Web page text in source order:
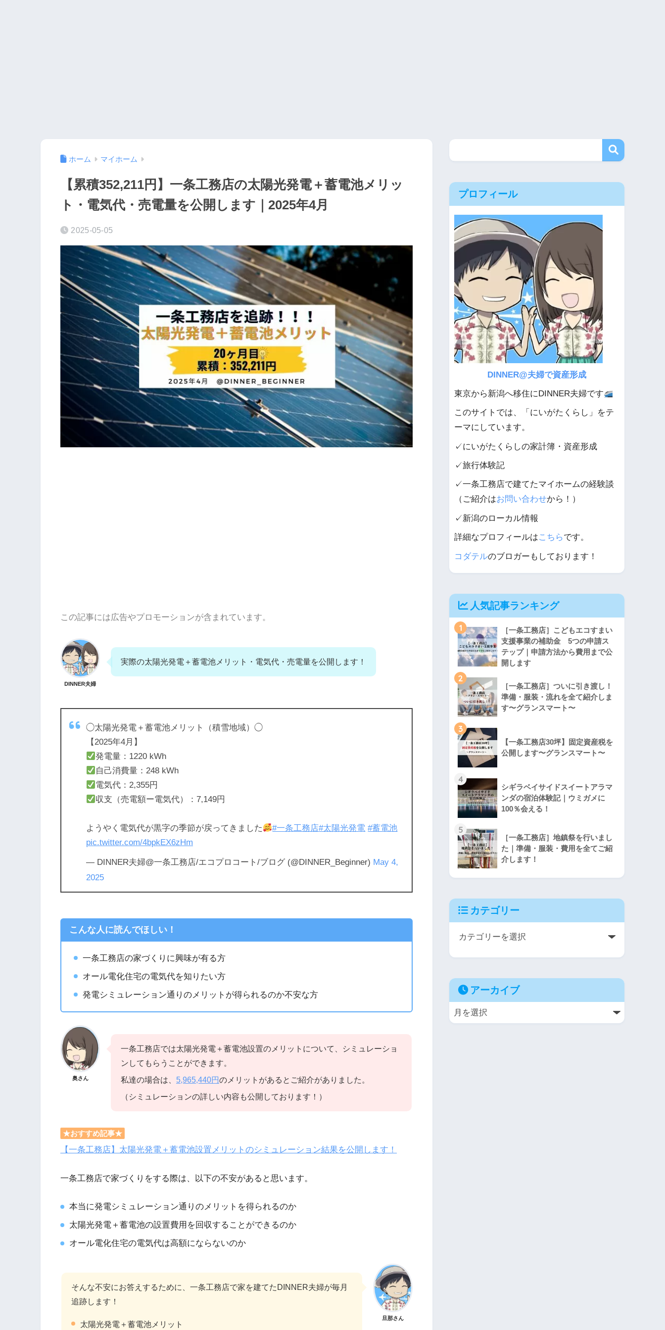
ホーム マイホーム
【累積352,211円】一条工務店の太陽光発電＋蓄電池メリッ
ト・電気代・売電量を公開します｜2025年4月
2025-05-05
この記事には広告やプロモーションが含まれています。
DINNER夫婦
実際の太陽光発電＋蓄電池メリット・電気代・売電量を公開します！
◯太陽光発電＋蓄電池メリット（積雪地域）◯
【2025年4月】
発電量：1220 kWh
自己消費量：248 kWh
電気代：2,355円
収支（売電額ー電気代）：7,149円
ようやく電気代が黒字の季節が戻ってきました #一条工務店#太陽光発電 #蓄電池
pic.twitter.com/4bpkEX6zHm
— DINNER夫婦@一条工務店/エコプロコート/ブログ (@DINNER_Beginner) May 4,
2025
こんな人に読んでほしい！
一条工務店の家づくりに興味が有る方
オール電化住宅の電気代を知りたい方
発電シミュレーション通りのメリットが得られるのか不安な方
奥さん
一条工務店では太陽光発電＋蓄電池設置のメリットについて、シミュレーショ
ンしてもらうことができます。
私達の場合は、 5,965,440円のメリットがあるとご紹介がありました。
（シミュレーションの詳しい内容も公開しております！）
★おすすめ記事★
【一条工務店】太陽光発電＋蓄電池設置メリットのシミュレーション結果を公開します！
一条工務店で家づくりをする際は、以下の不安があると思います。
本当に発電シミュレーション通りのメリットを得られるのか
太陽光発電＋蓄電池の設置費用を回収することができるのか
オール電化住宅の電気代は高額にならないのか
旦那さん
そんな不安にお答えするために、一条工務店で家を建てたDINNER夫婦が毎月
追跡します！
太陽光発電＋蓄電池メリット
プロフィール
DINNER@夫婦で資産形成
東京から新潟へ移住にDINNER夫婦です
このサイトでは、「にいがたくらし」をテ
ーマにしています。
✓にいがたくらしの家計簿・資産形成
✓旅行体験記
✓一条工務店で建てたマイホームの経験談
（ご紹介はお問い合わせから！）
✓新潟のローカル情報
詳細なプロフィールはこちらです。
コダテルのブロガーもしております！
人気記事ランキング
1
［一条工務店］こどもエコすまい
支援事業の補助金 5つの申請ス
テップ｜申請方法から費用まで公
開します
2
［一条工務店］ついに引き渡し！
準備・服装・流れを全て紹介しま
す〜グランスマート〜
3
【一条工務店30坪】固定資産税を
公開します〜グランスマート〜
4
シギラベイサイドスイートアラマ
ンダの宿泊体験記｜ウミガメに
100％会える！
5
［一条工務店］地鎮祭を行いまし
た｜準備・服装・費用を全てご紹
介します！
カテゴリー
アーカイブ